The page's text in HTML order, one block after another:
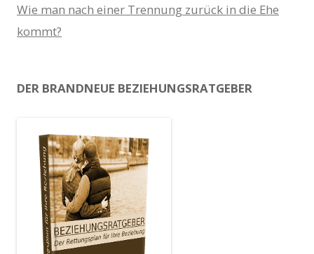
Wie man nach einer Trennung zurück in die Ehe
kommt?
DER BRANDNEUE BEZIEHUNGSRATGEBER